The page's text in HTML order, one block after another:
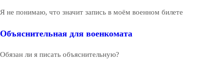
Я не понимаю, что значит запись в моём военном билете
Объяснительная для военкомата
Обязан ли я писать объяснительную?